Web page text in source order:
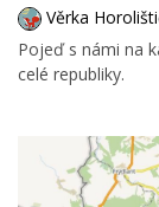
Věrka
Pojeď s námi na
celé republiky.